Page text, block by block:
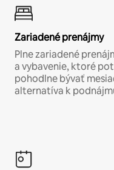
Zariadené prenájmy
Plne zariadené
a vybavenie, ktoré
pohodlne bývať
alternatíva k